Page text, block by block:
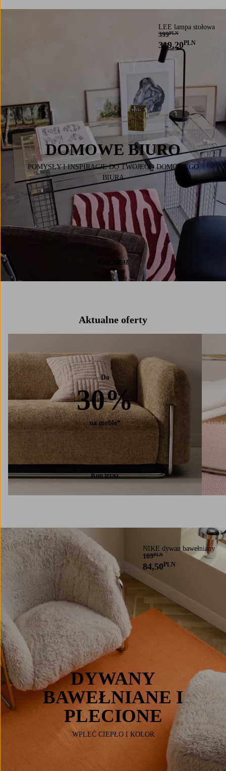
LEE lampa stołowa
399PLN
319,20PLN
DOMOWE BIURO
POMYSŁY I INSPIRACJE DO TWOJEGO DOMOWEGO
BIURA
Kup teraz
Aktualne oferty
Do
30%
na meble*
Kup teraz
NIKE dywan bawełniany
169PLN
84,50PLN
DYWANY
BAWEŁNIANE I
PLECIONE
WPLEĆ CIEPŁO I KOLOR